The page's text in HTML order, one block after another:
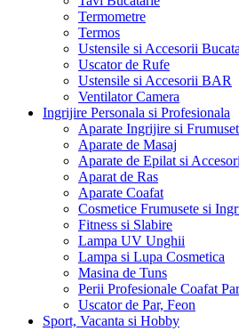
Termometre
Termos
Ustensile si Accesorii
Uscator de Rufe
Ustensile si Accesorii BAR
Ventilator Camera
Ingrijire Personala si Profesionala
Aparate Ingrijire si
Aparate de Masaj
Aparate de Epilat si
Aparat de Ras
Aparate Coafat
Cosmetice Frumusete si
Fitness si Slabire
Lampa UV Unghii
Lampa si Lupa Cosmetica
Masina de Tuns
Perii Profesionale Coafat
Uscator de Par, Feon
Sport, Vacanta si Hobby